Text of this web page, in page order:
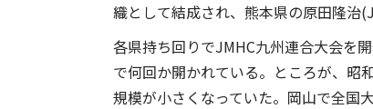
織として結成され、熊本県の原田隆治
各県持ち回りでJMHC九州連合大会を
で何回か開かれている。ところが、昭
規模が小さくなっていた。岡山で全国